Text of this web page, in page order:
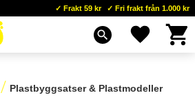
Frakt 59 kr Fri frakt från 1.000 kr
search Favoriter
Plastbyggsatser & Plastmodeller